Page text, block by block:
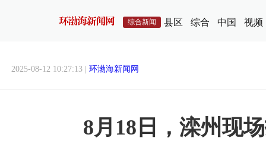
综合新闻 县区 综合 中国 视频
2025-08-12 10:27:13 | 环渤海新闻网
8月18日，滦州现